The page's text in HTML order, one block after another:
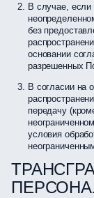
В случае,
без
основании
разрешенных
В согласии на
передачу
условия